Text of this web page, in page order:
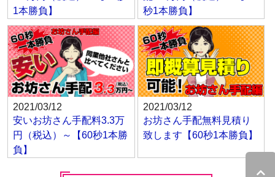
1本勝負】
秒1本勝負】
2021/03/12
安いお坊さん手配料3.3万
円（税込）～【60秒1本勝
負】
2021/03/12
お坊さん手配無料見積り
致します【60秒1本勝負】